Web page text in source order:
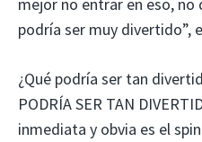
podría ser muy divertido”,
¿Qué podría ser tan
PODRÍA SER TAN
inmediata y obvia es el